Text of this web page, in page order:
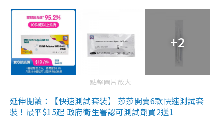
+2
點擊圖片放大
延伸閱讀：【快速測試套裝】 莎莎開賣6款快速測試套
裝！最平$15起 政府衛生署認可測試劑買2送1